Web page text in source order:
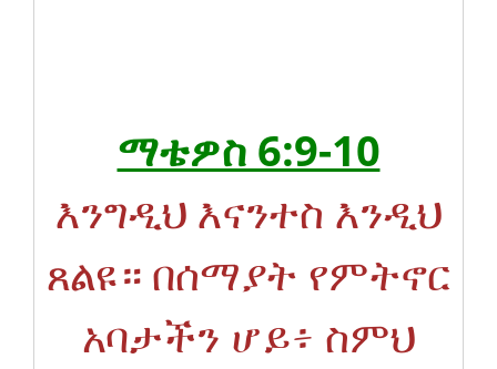
ማቴዎስ 6:9-10
እንግዲህ እናንተስ እንዲህ
ጸልዩ። በሰማያት የምትኖር
አባታችን ሆይ፥ ስምህ